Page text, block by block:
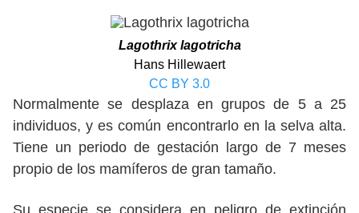
Lagothrix lagotricha
Hans Hillewaert
CC BY 3.0
Normalmente se desplaza en grupos de 5 a 25
individuos, y es común encontrarlo en la selva alta.
Tiene un periodo de gestación largo de 7 meses
propio de los mamíferos de gran tamaño.
Su especie se considera en peligro de extinción